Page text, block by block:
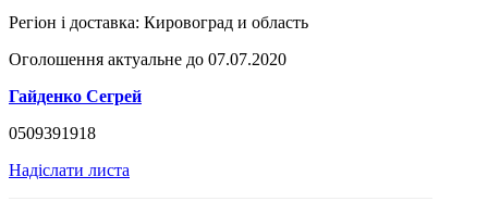
Регіон і доставка: Кировоград и область
Оголошення актуальне до 07.07.2020
Гайденко Сегрей
0509391918
Надіслати листа